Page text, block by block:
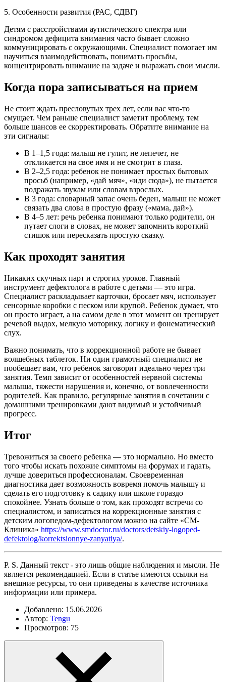
5. Особенности развития (РАС, СДВГ)
Детям с расстройствами аутистического спектра или
синдромом дефицита внимания часто бывает сложно
коммуницировать с окружающими. Специалист помогает им
научиться взаимодействовать, понимать просьбы,
концентрировать внимание на задаче и выражать свои мысли.
Когда пора записываться на прием
Не стоит ждать пресловутых трех лет, если вас что-то
смущает. Чем раньше специалист заметит проблему, тем
больше шансов ее скорректировать. Обратите внимание на
эти сигналы:
В 1–1,5 года: малыш не гулит, не лепечет, не
откликается на свое имя и не смотрит в глаза.
В 2–2,5 года: ребенок не понимает простых бытовых
просьб (например, «дай мяч», «иди сюда»), не пытается
подражать звукам или словам взрослых.
В 3 года: словарный запас очень беден, малыш не может
связать два слова в простую фразу («мама, дай»).
В 4–5 лет: речь ребенка понимают только родители, он
путает слоги в словах, не может запомнить короткий
стишок или пересказать простую сказку.
Как проходят занятия
Никаких скучных парт и строгих уроков. Главный
инструмент дефектолога в работе с детьми — это игра.
Специалист раскладывает карточки, бросает мяч, использует
сенсорные коробки с песком или крупой. Ребенок думает, что
он просто играет, а на самом деле в этот момент он тренирует
речевой выдох, мелкую моторику, логику и фонематический
слух.
Важно понимать, что в коррекционной работе не бывает
волшебных таблеток. Ни один грамотный специалист не
пообещает вам, что ребенок заговорит идеально через три
занятия. Темп зависит от особенностей нервной системы
малыша, тяжести нарушения и, конечно, от вовлеченности
родителей. Как правило, регулярные занятия в сочетании с
домашними тренировками дают видимый и устойчивый
прогресс.
Итог
Тревожиться за своего ребенка — это нормально. Но вместо
того чтобы искать похожие симптомы на форумах и гадать,
лучше довериться профессионалам. Своевременная
диагностика дает возможность вовремя помочь малышу и
сделать его подготовку к садику или школе гораздо
спокойнее. Узнать больше о том, как проходят встречи со
специалистом, и записаться на коррекционные занятия с
детским логопедом-дефектологом можно на сайте «СМ-
Клиника» https://www.smdoctor.ru/doctors/detskiy-logoped-
defektolog/korrektsionnye-zanyatiya/.
P. S. Данный текст - это лишь общие наблюдения и мысли. Не
является рекомендацией. Если в статье имеются ссылки на
внешние ресурсы, то они приведены в качестве источника
информации или примера.
Добавлено: 15.06.2026
Автор: Tengu
Просмотров: 75